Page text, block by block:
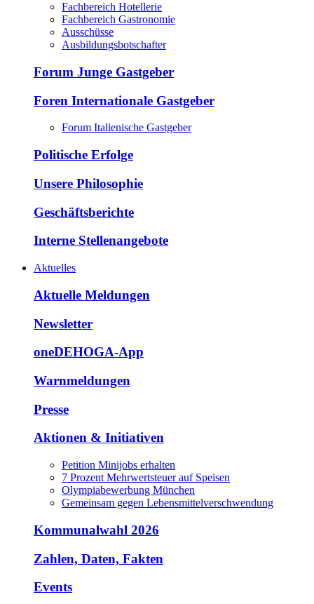
Fachbereich Hotellerie
Fachbereich Gastronomie
Ausschüsse
Ausbildungsbotschafter
Forum Junge Gastgeber
Foren Internationale Gastgeber
Forum Italienische Gastgeber
Politische Erfolge
Unsere Philosophie
Geschäftsberichte
Interne Stellenangebote
Aktuelles
Aktuelle Meldungen
Newsletter
oneDEHOGA-App
Warnmeldungen
Presse
Aktionen & Initiativen
Petition Minijobs erhalten
7 Prozent Mehrwertsteuer auf Speisen
Olympiabewerbung München
Gemeinsam gegen Lebensmittelverschwendung
Kommunalwahl 2026
Zahlen, Daten, Fakten
Events